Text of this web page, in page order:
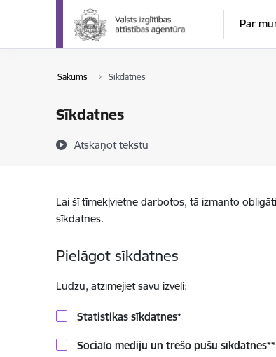
Pāriet uz lapas saturu
Par
Sākums Sīkdatnes
Sīkdatnes
Atskaņot tekstu
Lai šī tīmekļvietne darbotos, tā izmanto
sīkdatnes.
Pielāgot sīkdatnes
Lūdzu, atzīmējiet savu izvēli:
Statistikas sīkdatnes*
Sociālo mediju un trešo pušu sīkdatnes**